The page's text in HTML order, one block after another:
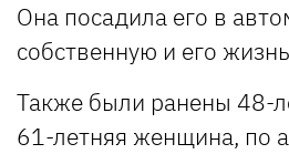
Она посадила его в
собственную и его
Также были ранены 48-
61-летняя женщина, по